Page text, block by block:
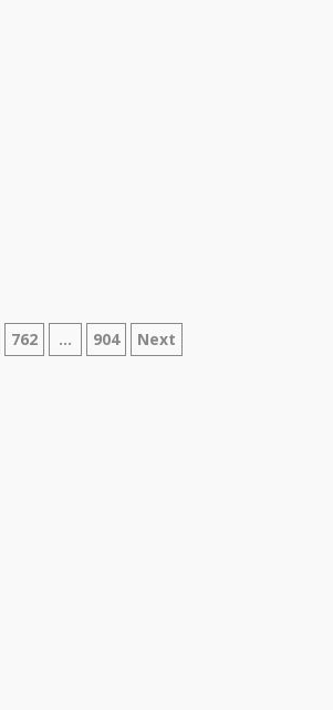
762 … 904 Next